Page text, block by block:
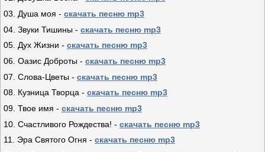
03. Душа моя - скачать песню mp3
04. Звуки Тишины - скачать песню mp3
05. Дух Жизни - скачать песню mp3
06. Оазис Доброты - скачать песню mp3
07. Слова-Цветы - скачать песню mp3
08. Кузница Творца - скачать песню mp3
09. Твое имя - скачать песню mp3
10. Счастливого Рождества! - скачать песню mp3
11. Эра Святого Огня - скачать песню mp3